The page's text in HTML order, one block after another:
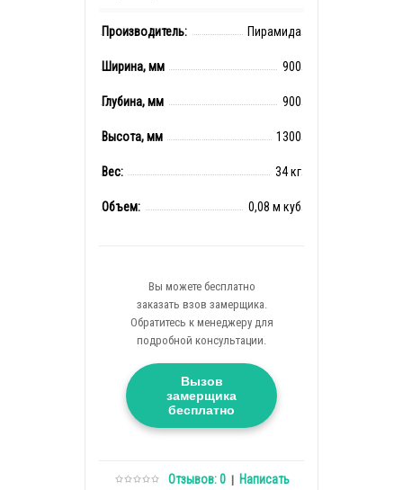
Производитель: Пирамида
Ширина, мм 900
Глубина, мм 900
Высота, мм 1300
Вес: 34 кг
Объем: 0,08 м куб
Вы можете бесплатно
заказать взов замерщика.
Обратитесь к менеджеру для
подробной консультации.
Вызов
замерщика
бесплатно
Отзывов: 0| Написать